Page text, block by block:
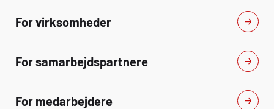
For virksomheder
For samarbejdspartnere
For medarbejdere